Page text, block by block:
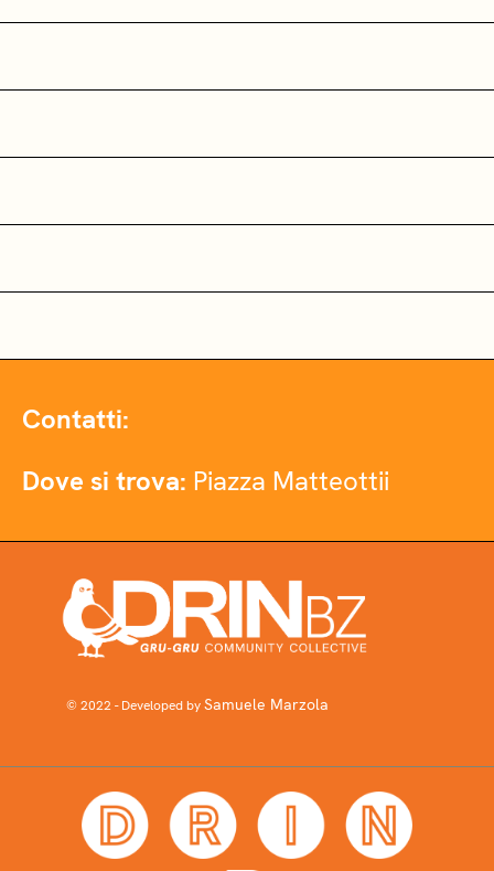
Contatti:
Dove si trova: Piazza Matteottii
© 2022 - Developed bySamuele Marzola